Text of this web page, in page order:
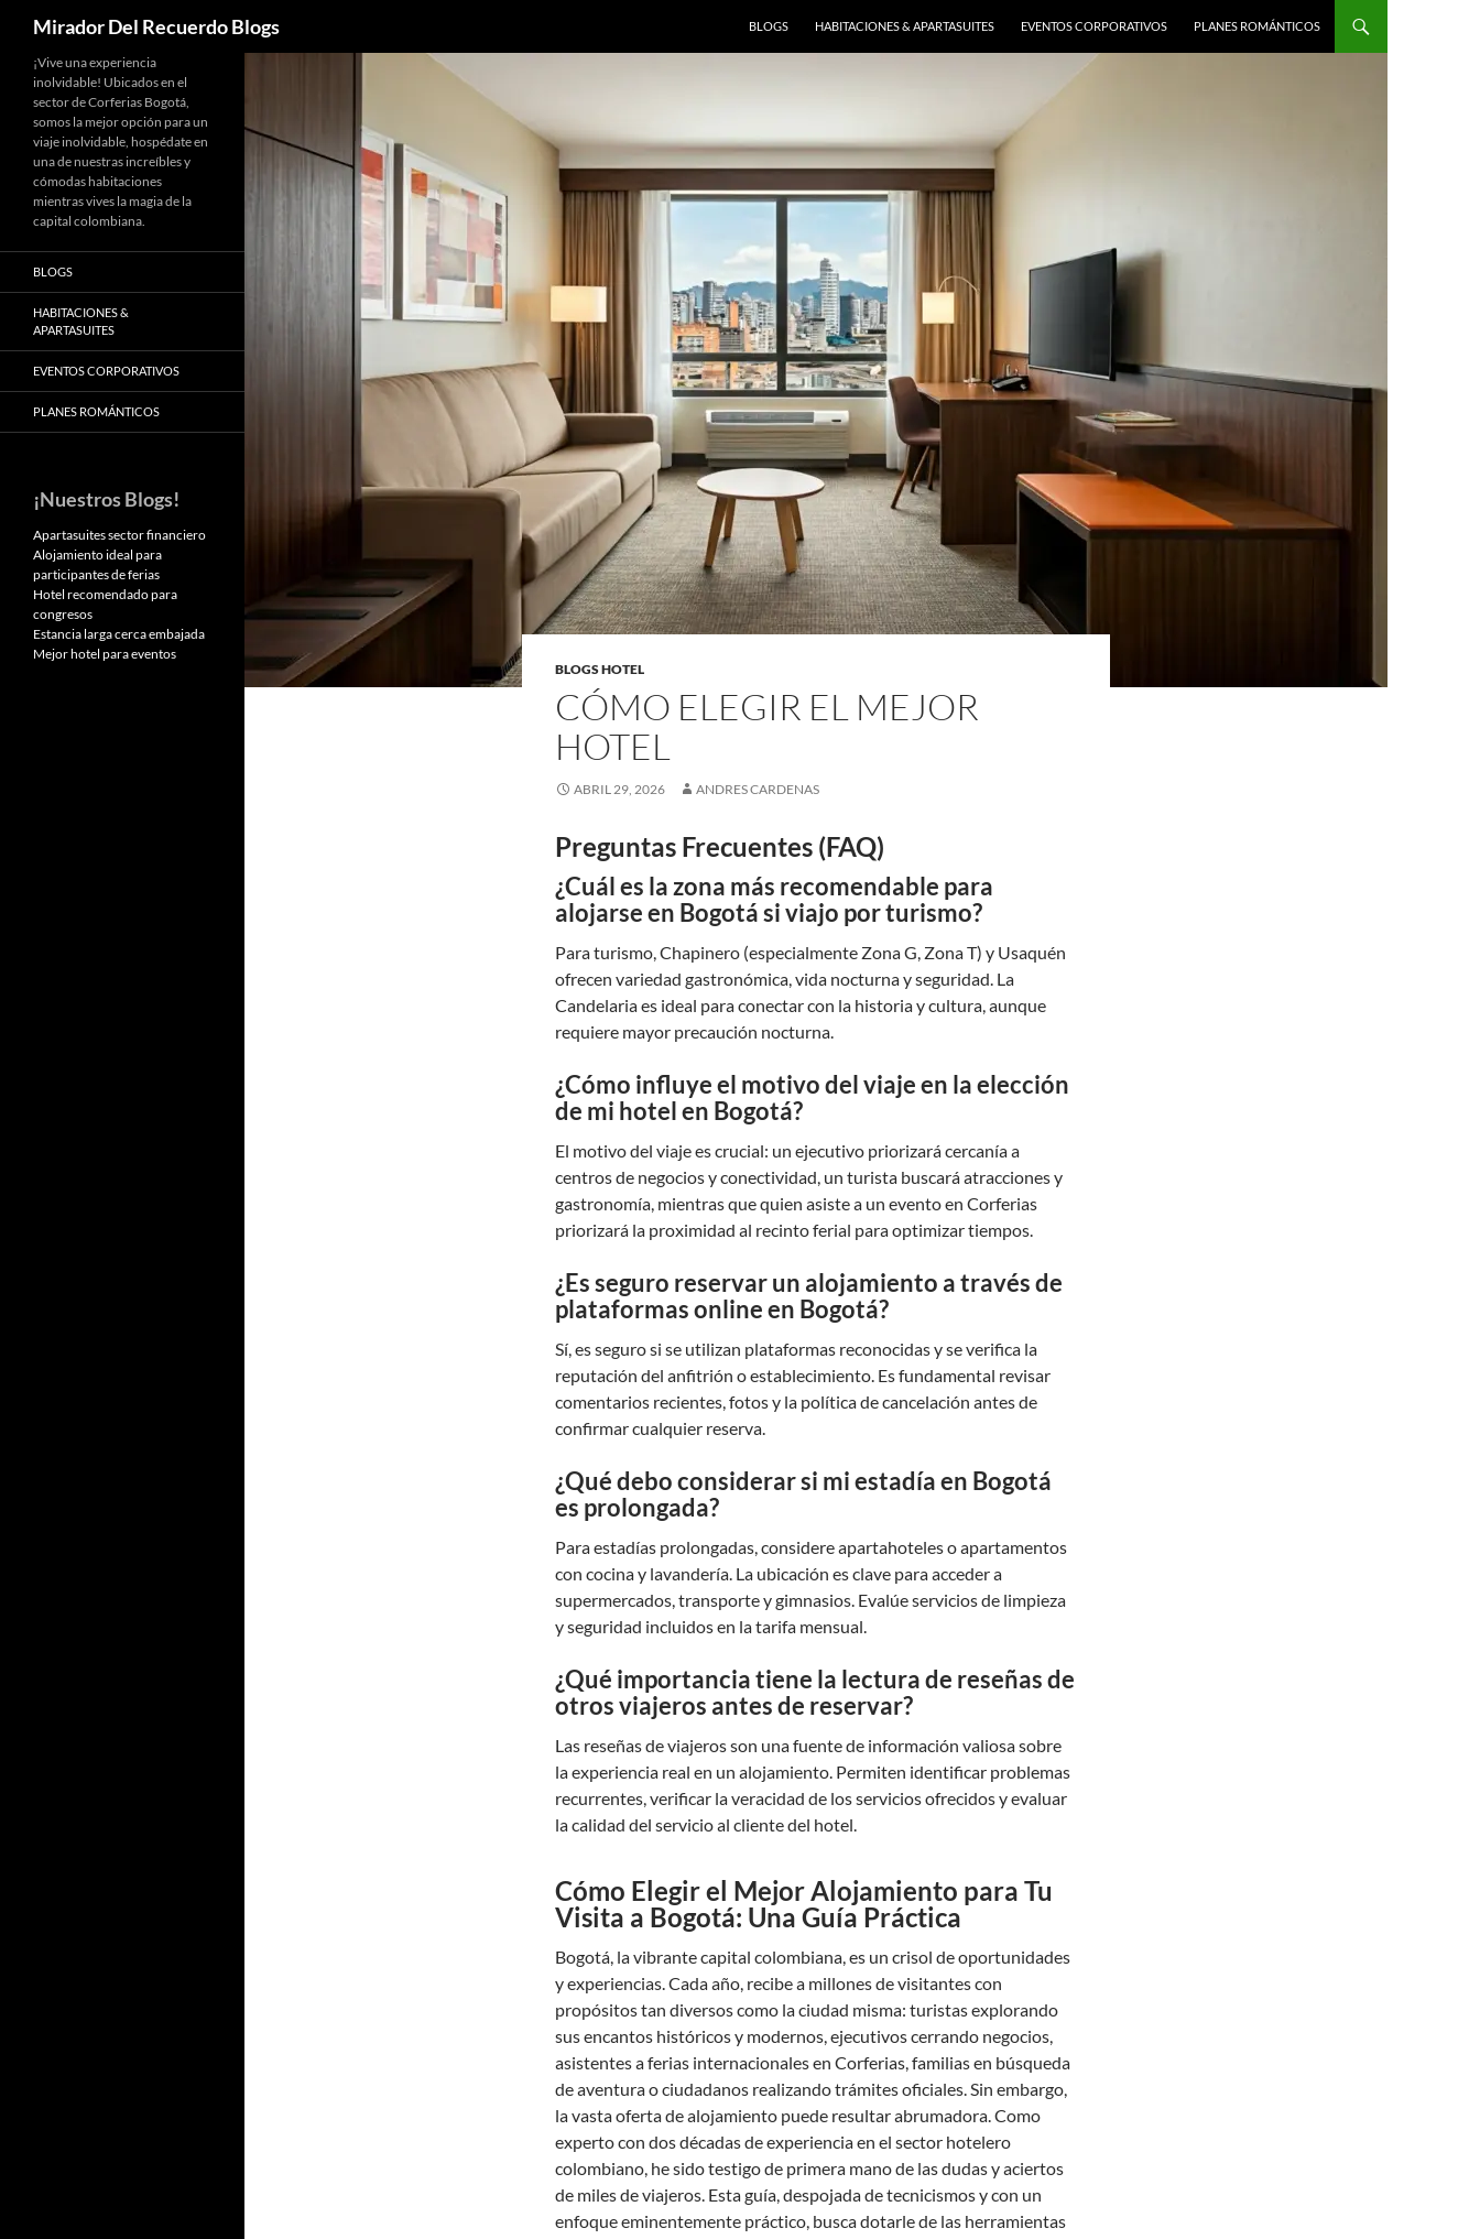
Saltar
contenido
Mirador Del Recuerdo Blogs BLOGS HABITACIONES & APARTASUITES EVENTOS CORPORATIVOS PLANES ROMÁNTICOS
BLOGS HOTEL
CÓMO ELEGIR EL MEJOR
HOTEL
ABRIL 29, 2026 ANDRES CARDENAS
Preguntas Frecuentes (FAQ)
¿Cuál es la zona más recomendable para
alojarse en Bogotá si viajo por turismo?
Para turismo, Chapinero (especialmente Zona G, Zona T) y Usaquén
ofrecen variedad gastronómica, vida nocturna y seguridad. La
Candelaria es ideal para conectar con la historia y cultura, aunque
requiere mayor precaución nocturna.
¿Cómo influye el motivo del viaje en la elección
de mi hotel en Bogotá?
El motivo del viaje es crucial: un ejecutivo priorizará cercanía a
centros de negocios y conectividad, un turista buscará atracciones y
gastronomía, mientras que quien asiste a un evento en Corferias
priorizará la proximidad al recinto ferial para optimizar tiempos.
¿Es seguro reservar un alojamiento a través de
plataformas online en Bogotá?
Sí, es seguro si se utilizan plataformas reconocidas y se verifica la
reputación del anfitrión o establecimiento. Es fundamental revisar
comentarios recientes, fotos y la política de cancelación antes de
confirmar cualquier reserva.
¿Qué debo considerar si mi estadía en Bogotá
es prolongada?
Para estadías prolongadas, considere apartahoteles o apartamentos
con cocina y lavandería. La ubicación es clave para acceder a
supermercados, transporte y gimnasios. Evalúe servicios de limpieza
y seguridad incluidos en la tarifa mensual.
¿Qué importancia tiene la lectura de reseñas de
otros viajeros antes de reservar?
Las reseñas de viajeros son una fuente de información valiosa sobre
la experiencia real en un alojamiento. Permiten identificar problemas
recurrentes, verificar la veracidad de los servicios ofrecidos y evaluar
la calidad del servicio al cliente del hotel.
Cómo Elegir el Mejor Alojamiento para Tu
Visita a Bogotá: Una Guía Práctica
Bogotá, la vibrante capital colombiana, es un crisol de oportunidades
y experiencias. Cada año, recibe a millones de visitantes con
propósitos tan diversos como la ciudad misma: turistas explorando
sus encantos históricos y modernos, ejecutivos cerrando negocios,
asistentes a ferias internacionales en Corferias, familias en búsqueda
de aventura o ciudadanos realizando trámites oficiales. Sin embargo,
la vasta oferta de alojamiento puede resultar abrumadora. Como
experto con dos décadas de experiencia en el sector hotelero
colombiano, he sido testigo de primera mano de las dudas y aciertos
de miles de viajeros. Esta guía, despojada de tecnicismos y con un
enfoque eminentemente práctico, busca dotarle de las herramientas
¡Vive una experiencia
inolvidable! Ubicados en el
sector de Corferias Bogotá,
somos la mejor opción para un
viaje inolvidable, hospédate en
una de nuestras increíbles y
cómodas habitaciones
mientras vives la magia de la
capital colombiana.
BLOGS
HABITACIONES &
APARTASUITES
EVENTOS CORPORATIVOS
PLANES ROMÁNTICOS
¡Nuestros Blogs!
Apartasuites sector financiero
Alojamiento ideal para
participantes de ferias
Hotel recomendado para
congresos
Estancia larga cerca embajada
Mejor hotel para eventos